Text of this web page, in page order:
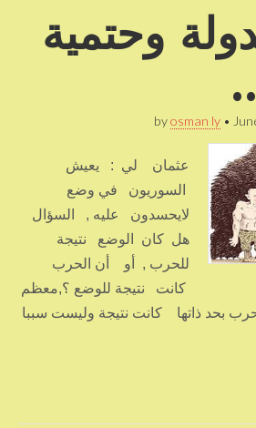
وحتمية
byosman ly •
عثمان لي : يعيش
السوريون في وضع
لايحسدون عليه , السؤال
هل كان الوضع نتيجة
للحرب , أو أن الحرب
كانت نتيجة للوضع ؟,معظم
بحد ذاتها كانت نتيجة وليست سببا